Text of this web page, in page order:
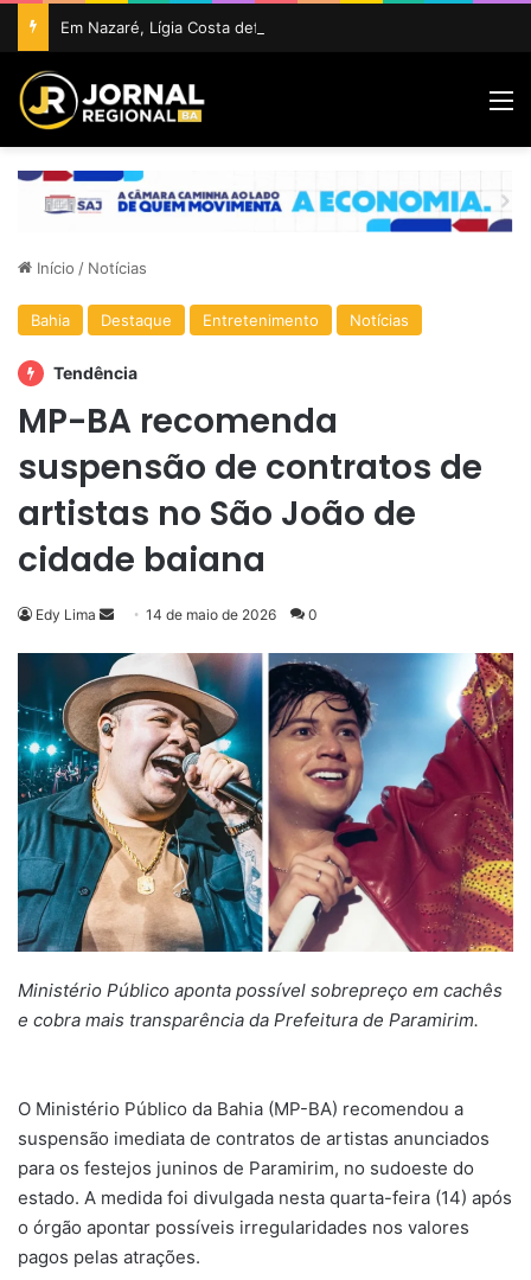
Início / Notícias
Bahia Destaque Entretenimento Notícias
Tendência
MP-BA recomenda
suspensão de contratos de
artistas no São João de
cidade baiana
Edy Lima
Mande
e-
mail
14 de maio de 2026 0
Ministério Público aponta possível sobrepreço em cachês
e cobra mais transparência da Prefeitura de Paramirim.
O Ministério Público da Bahia (MP-BA) recomendou a
suspensão imediata de contratos de artistas anunciados
para os festejos juninos de Paramirim, no sudoeste do
estado. A medida foi divulgada nesta quarta-feira (14) após
o órgão apontar possíveis irregularidades nos valores
pagos pelas atrações.